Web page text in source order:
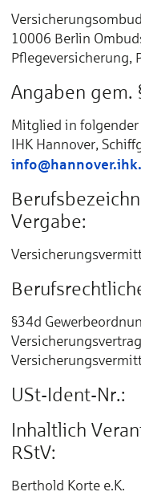
10006 Berlin
Pflegeversicherung,
Angaben gem.
Mitglied in
IHK Hannover,
Vergabe:
§34d
USt-Ident-Nr.:
Inhaltlich
RStV:
Berthold Korte e.K.